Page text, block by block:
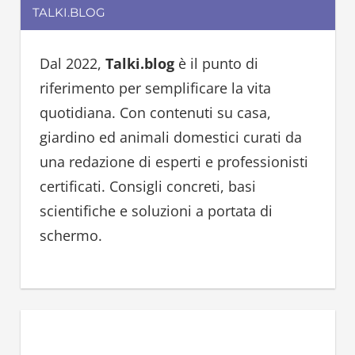
c
f
o
r
:
TALKI.BLOG
Dal 2022, Talki.blogè il punto di
riferimento per semplificare la vita
quotidiana. Con contenuti su casa,
giardino ed animali domestici curati da
una redazione di esperti e professionisti
certificati. Consigli concreti, basi
scientifiche e soluzioni a portata di
schermo.